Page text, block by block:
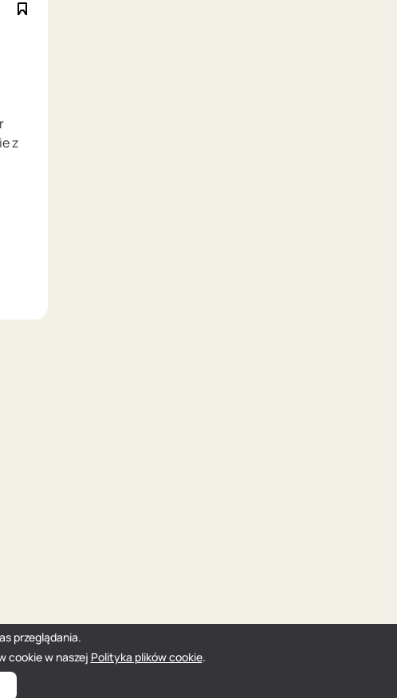
z
przeglądania.
cookie w naszej Polityka plików cookie.